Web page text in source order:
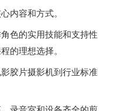
内容和方式。
色的实用技能和支持性
的理想选择。
胶片摄影机到行业标准